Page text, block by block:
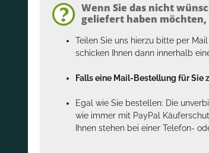
Wenn Sie das nicht
geliefert haben
Teilen Sie uns hierzu bitte per
schicken Ihnen dann innerhalb
Falls eine Mail-Bestellung für Sie
Egal wie Sie bestellen: Die
wie immer mit PayPal
Ihnen stehen bei einer Telefon-